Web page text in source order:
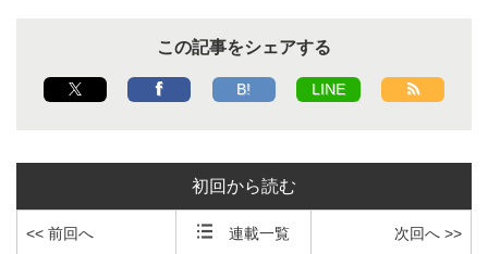
この記事をシェアする
B! LINE
初回から読む
<< 前回へ 連載一覧 次回へ >>